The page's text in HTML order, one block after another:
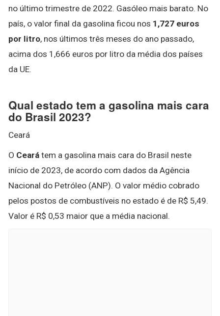
no último trimestre de 2022. Gasóleo mais barato. No
país, o valor final da gasolina ficou nos 1,727 euros
por litro, nos últimos três meses do ano passado,
acima dos 1,666 euros por litro da média dos países
da UE.
Qual estado tem a gasolina mais cara
do Brasil 2023?
Ceará
O Ceará tem a gasolina mais cara do Brasil neste
início de 2023, de acordo com dados da Agência
Nacional do Petróleo (ANP). O valor médio cobrado
pelos postos de combustíveis no estado é de R$ 5,49.
Valor é R$ 0,53 maior que a média nacional.